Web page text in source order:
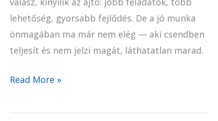
lehetőség, gyorsabb fejlődés. De a jó munka
önmagában ma már nem elég — aki csendben
teljesít és nem jelzi magát, láthatatlan marad.
Read More »